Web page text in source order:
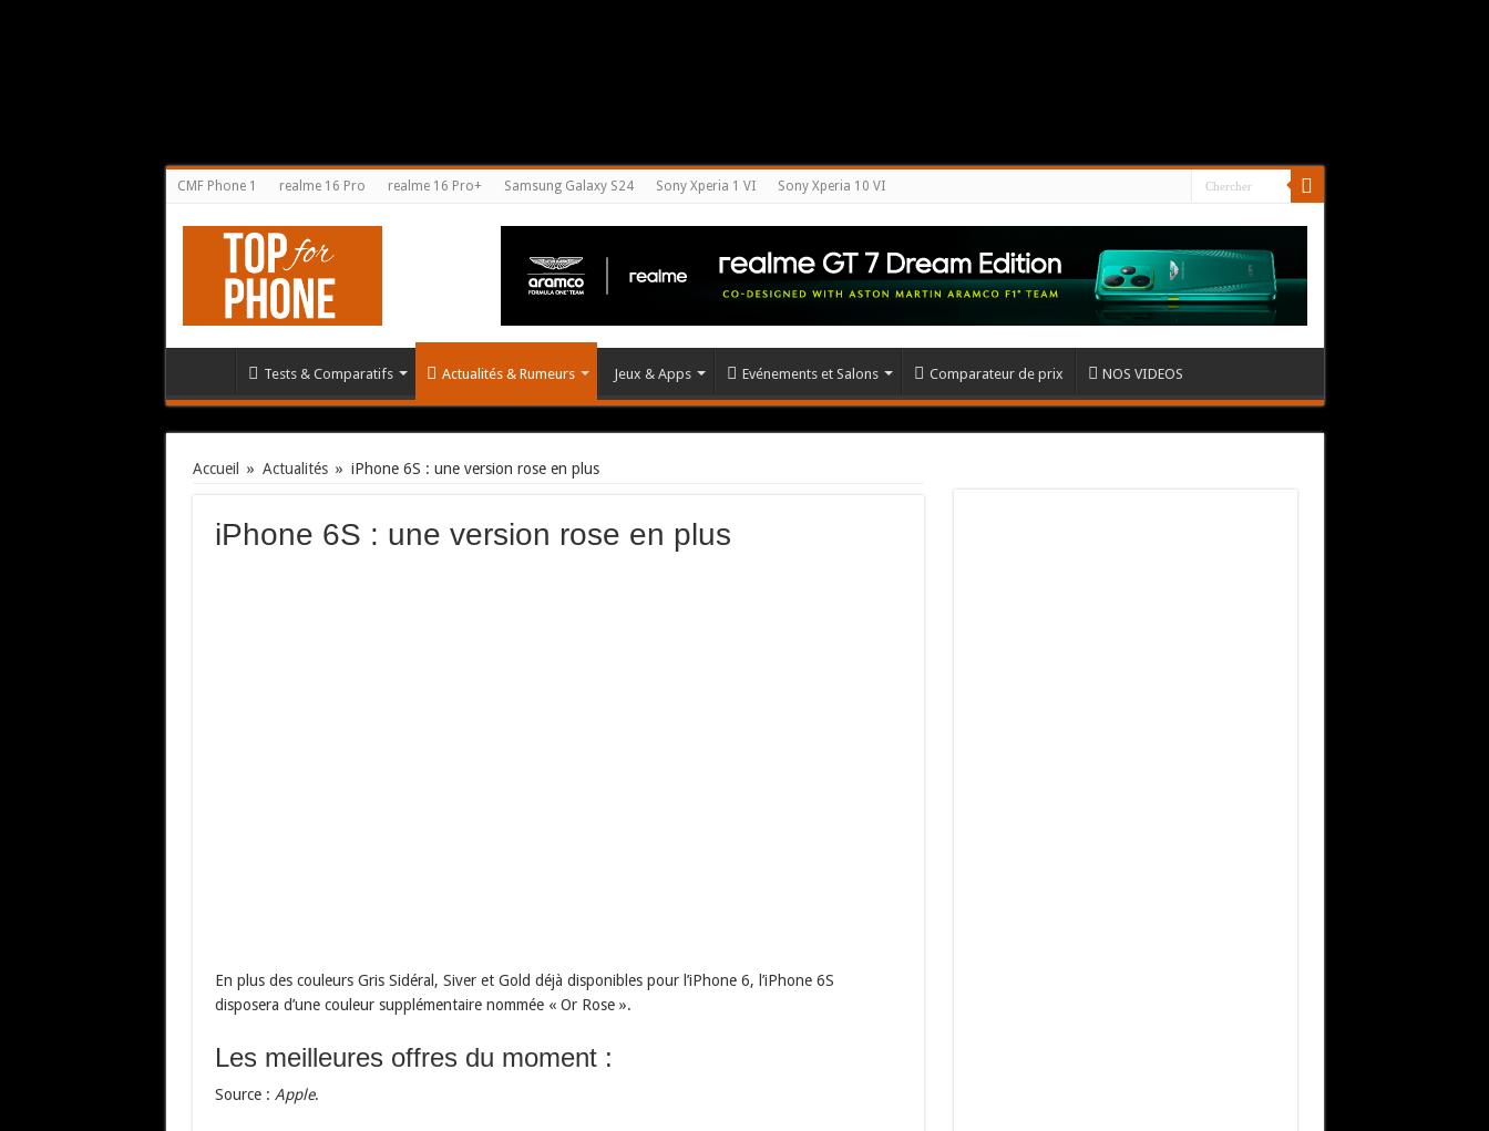
CMF Phone 1 realme 16 Pro realme 16 Pro+ Samsung Galaxy S24 Sony Xperia 1 VI Sony Xperia 10 VI
Tests & Comparatifs Actualités & Rumeurs Jeux & Apps Evénements et Salons Comparateur de prix NOS VIDEOS
Accueil » Actualités » iPhone 6S : une version rose en plus
iPhone 6S : une version rose en plus
En plus des couleurs Gris Sidéral, Siver et Gold déjà disponibles pour l’iPhone 6, l’iPhone 6S
disposera d’une couleur supplémentaire nommée « Or Rose ».
Les meilleures offres du moment :
Source : Apple.